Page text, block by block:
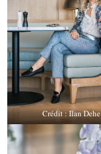
Crédit : Ilan Dehe